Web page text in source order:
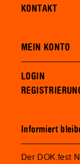
KONTAKT
MEIN KONTO
LOGIN
Informiert
Der DOK.fest